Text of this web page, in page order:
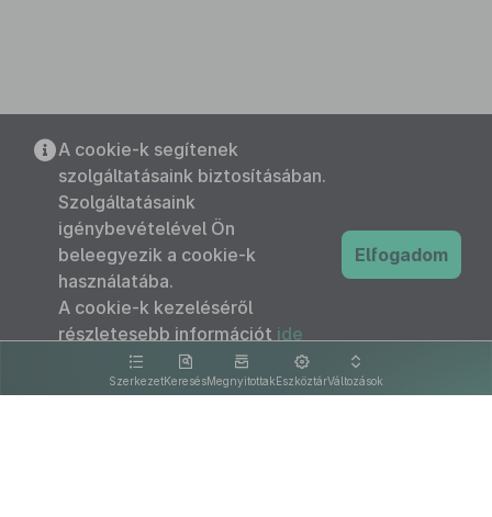
SzerkezetKeresésMegnyitottakEszköztárVáltozások
A cookie-k segítenek
szolgáltatásaink biztosításában.
Szolgáltatásaink
igénybevételével Ön
beleegyezik a cookie-k
használatába.
A cookie-k kezeléséről
részletesebb információt ide
kattintva olvashat.
Elfogadom